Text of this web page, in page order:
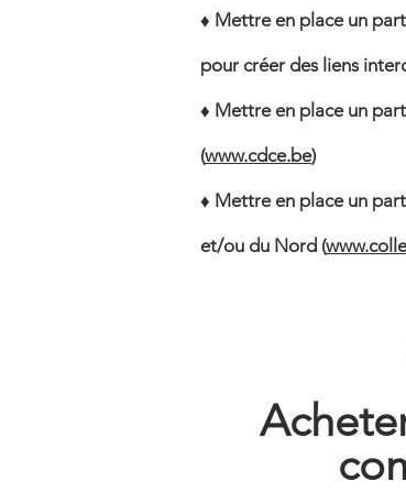
♦ Mettre en place un
pour créer des liens
♦ Mettre en place un
(www.cdce.be)
♦ Mettre en place un
et/ou du Nord (